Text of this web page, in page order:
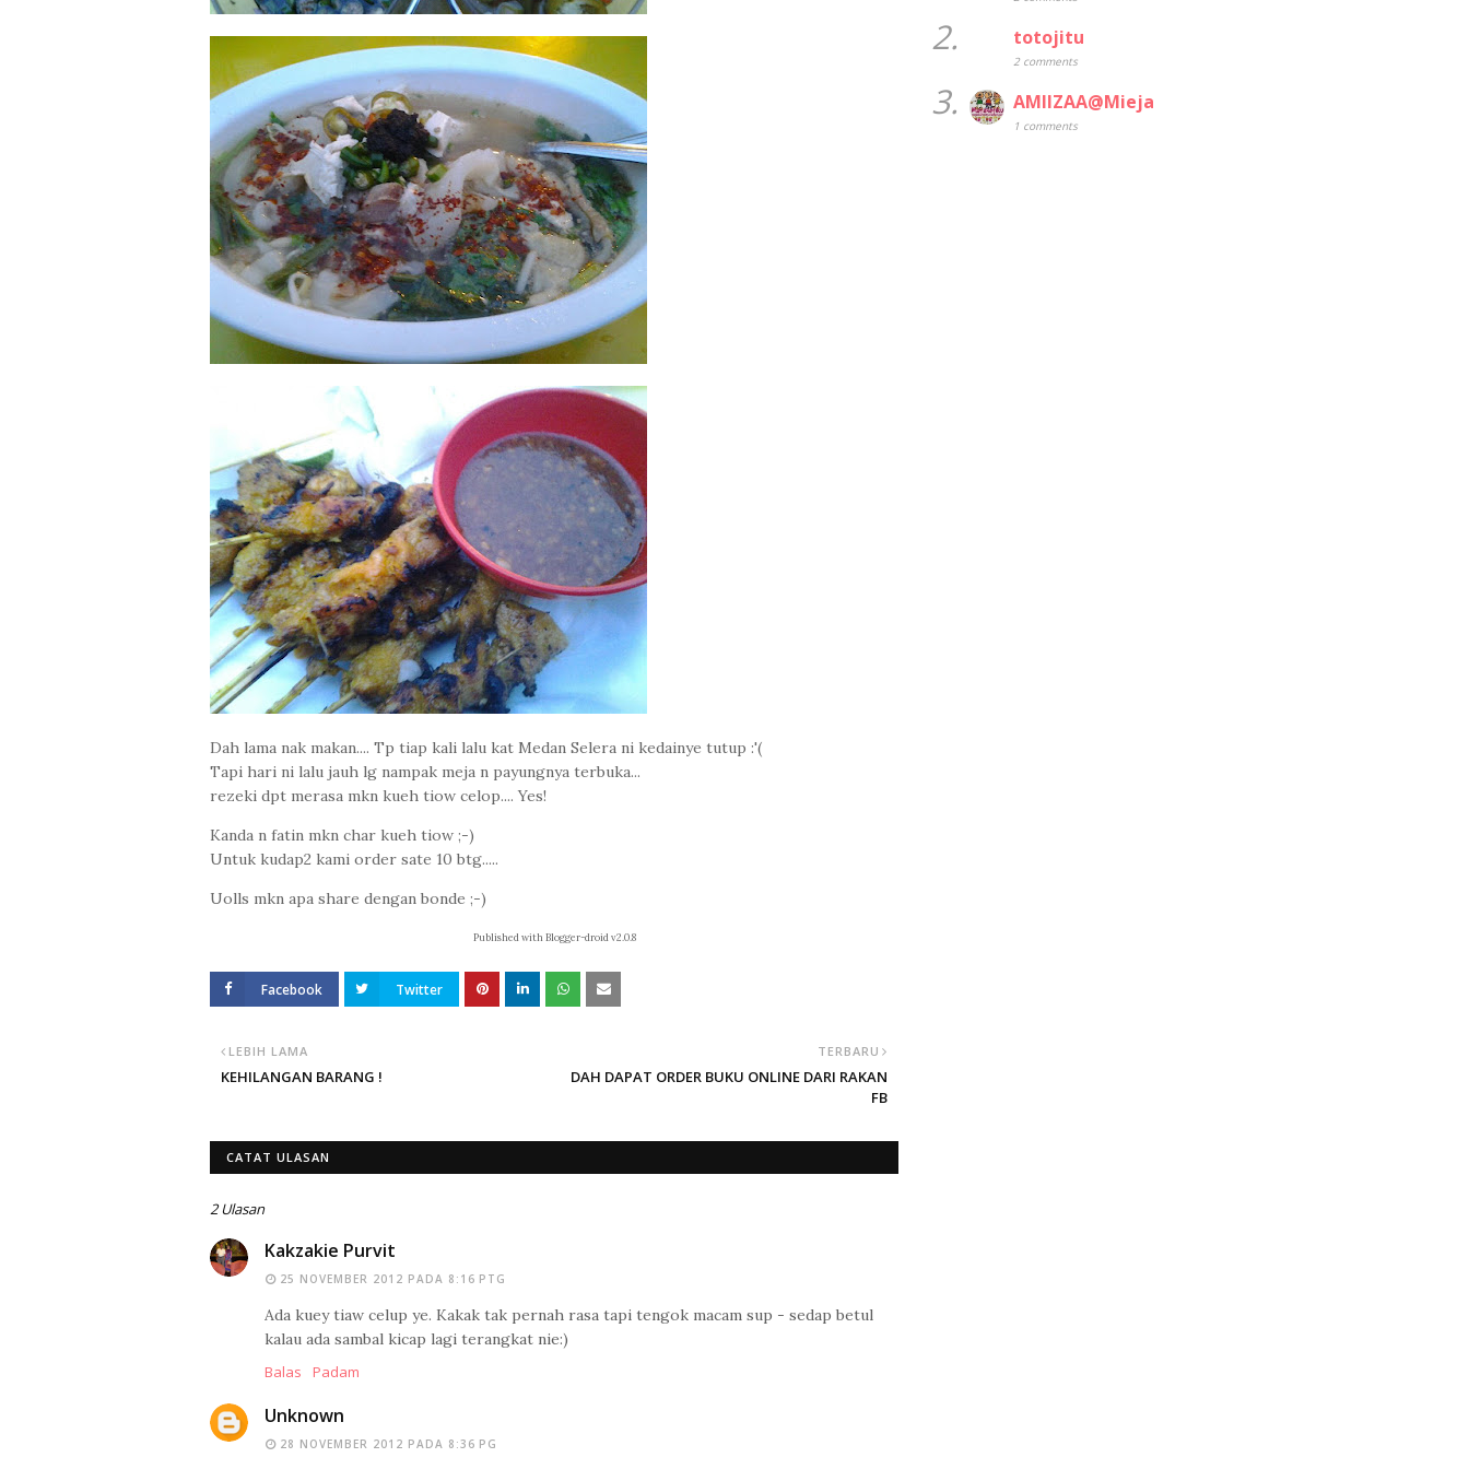
Dah lama nak makan.... Tp tiap kali lalu kat Medan Selera ni kedainye tutup :'(
Tapi hari ni lalu jauh lg nampak meja n payungnya terbuka...
rezeki dpt merasa mkn kueh tiow celop.... Yes!
Kanda n fatin mkn char kueh tiow ;-)
Untuk kudap2 kami order sate 10 btg.....
Uolls mkn apa share dengan bonde ;-)
Published with Blogger-droid v2.0.8
Facebook Twitter
TERBARU
DAH DAPAT ORDER BUKU ONLINE DARI RAKAN
FB
LEBIH LAMA
KEHILANGAN BARANG !
CATAT ULASAN
2 Ulasan
Kakzakie Purvit
25 NOVEMBER 2012 PADA 8:16 PTG
Ada kuey tiaw celup ye. Kakak tak pernah rasa tapi tengok macam sup - sedap betul
kalau ada sambal kicap lagi terangkat nie:)
Balas
Padam
Unknown
28 NOVEMBER 2012 PADA 8:36 PG
2. totojitu
2 comments
3. AMIIZAA@Mieja
1 comments